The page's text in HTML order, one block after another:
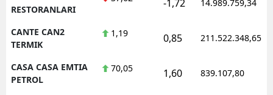
RESTORANLARI
-1,72 14.989.759,34
CANTE CAN2
TERMIK
1,19 0,85 211.522.348,65
CASA CASA EMTIA
PETROL
70,05 1,60 839.107,80